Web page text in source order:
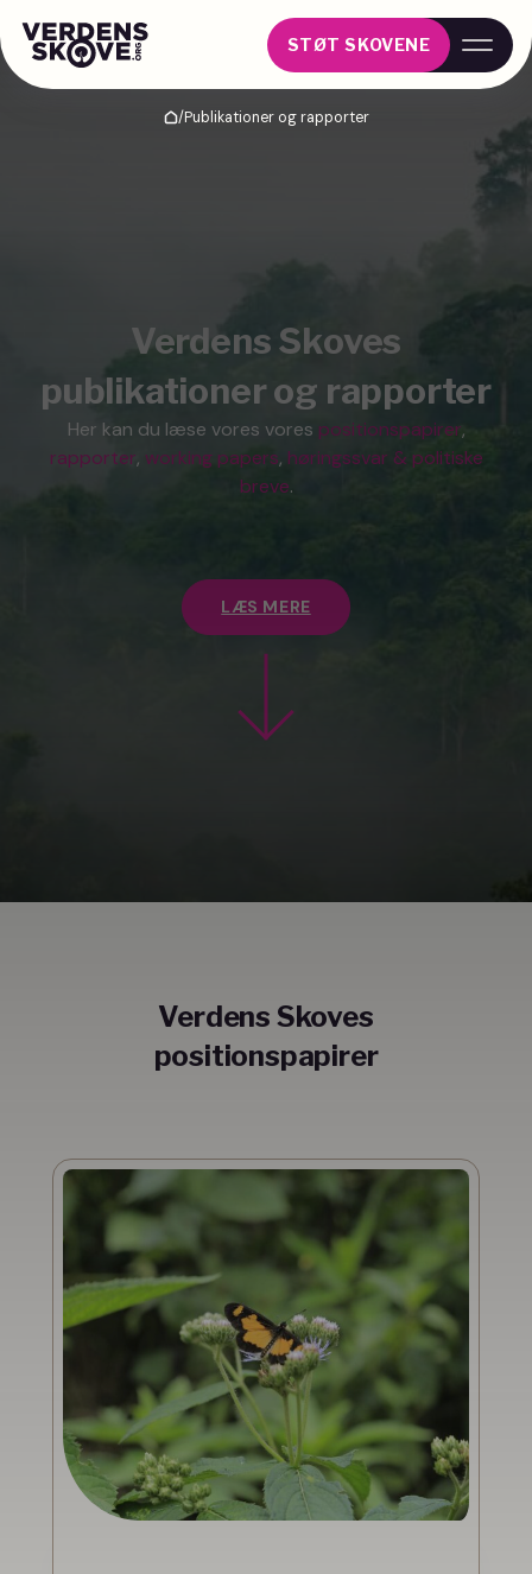
STØT SKOVENE
Hjem/Publikationer og rapporter
Verdens Skoves
publikationer og rapporter
Her kan du læse vores vores positionspapirer,
rapporter, working papers, høringssvar & politiske
breve.
LÆS MERE
Verdens Skoves
positionspapirer